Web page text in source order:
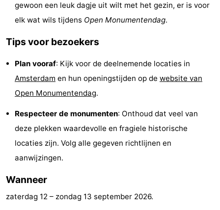
Fietsen
Eten
en
Winkelen
Markten
gewoon een leuk dagje uit wilt met het gezin, er is voor
elk wat wils tijdens Open Monumentendag.
Tips voor bezoekers
Plan vooraf: Kijk voor de deelnemende locaties in
Amsterdam en hun openingstijden op de website van
Open Monumentendag.
Respecteer de monumenten: Onthoud dat veel van
deze plekken waardevolle en fragiele historische
locaties zijn. Volg alle gegeven richtlijnen en
aanwijzingen.
Wanneer
zaterdag 12 – zondag 13 september 2026.